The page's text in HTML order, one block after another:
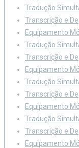
Tradução
Transcrição e
Equipamento
Tradução
Transcrição e
Equipamento
Tradução
Transcrição e
Equipamento
Tradução
Transcrição e
Equipamento